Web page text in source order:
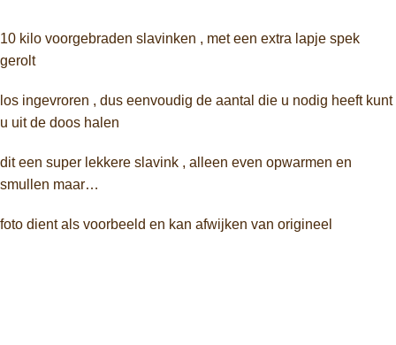
10 kilo voorgebraden slavinken , met een extra lapje spek
gerolt
los ingevroren , dus eenvoudig de aantal die u nodig heeft kunt
u uit de doos halen
dit een super lekkere slavink , alleen even opwarmen en
smullen maar…
foto dient als voorbeeld en kan afwijken van origineel